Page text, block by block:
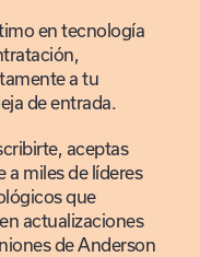
en tecnología
a tu
de entrada.
aceptas
a miles de líderes
que
actualizaciones
de Anderson